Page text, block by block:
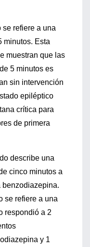
se refiere a una
minutos. Esta
muestran que las
5 minutos es
sin intervención
epiléptico
crítica para
de primera
describe una
cinco minutos a
benzodiazepina.
se refiere a una
respondió a 2
y 1